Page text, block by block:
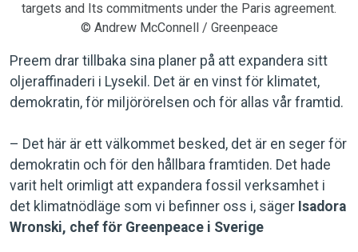
targets and Its commitments under the Paris agreement.
© Andrew McConnell / Greenpeace
Preem drar tillbaka sina planer på att expandera sitt
oljeraffinaderi i Lysekil. Det är en vinst för klimatet,
demokratin, för miljörörelsen och för allas vår framtid.
– Det här är ett välkommet besked, det är en seger för
demokratin och för den hållbara framtiden. Det hade
varit helt orimligt att expandera fossil verksamhet i
det klimatnödläge som vi befinner oss i, säger Isadora
Wronski, chef för Greenpeace i Sverige